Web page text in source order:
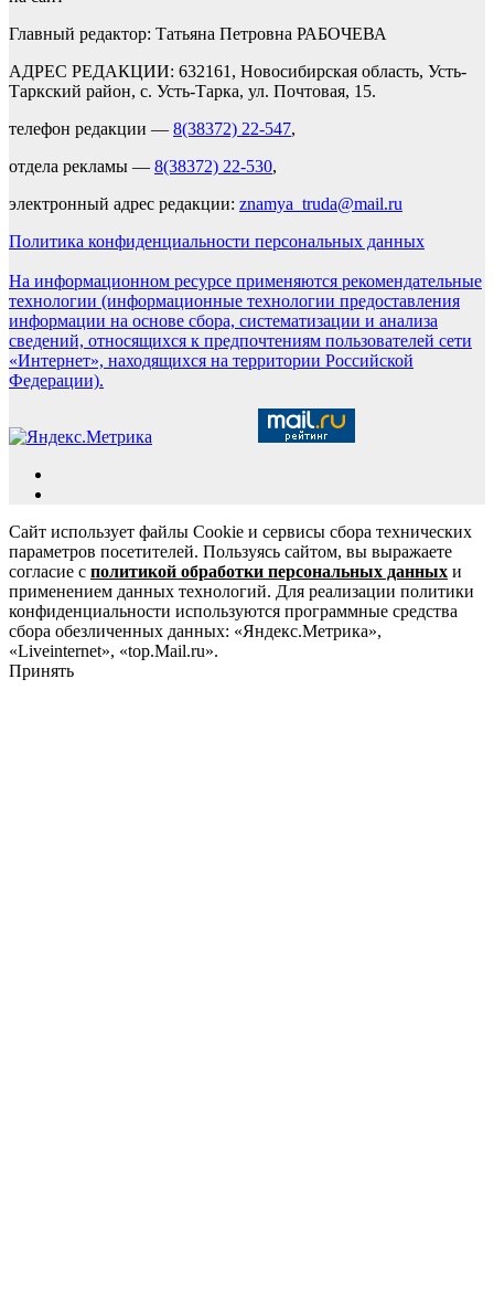
Главный редактор: Татьяна Петровна РАБОЧЕВА
АДРЕС РЕДАКЦИИ: 632161, Новосибирская область, Усть-
Таркский район, с. Усть-Тарка, ул. Почтовая, 15.
телефон редакции — 8(38372) 22-547,
отдела рекламы — 8(38372) 22-530,
электронный адрес редакции: znamya_truda@mail.ru
Политика конфиденциальности персональных данных
На информационном ресурсе применяются рекомендательные
технологии (информационные технологии предоставления
информации на основе сбора, систематизации и анализа
сведений, относящихся к предпочтениям пользователей сети
«Интернет», находящихся на территории Российской
Федерации).
Сайт использует файлы Cookie и сервисы сбора технических
параметров посетителей. Пользуясь сайтом, вы выражаете
согласие с политикой обработки персональных данных и
применением данных технологий. Для реализации политики
конфиденциальности используются программные средства
сбора обезличенных данных: «Яндекс.Метрика»,
«Liveinternet», «top.Mail.ru».
Принять